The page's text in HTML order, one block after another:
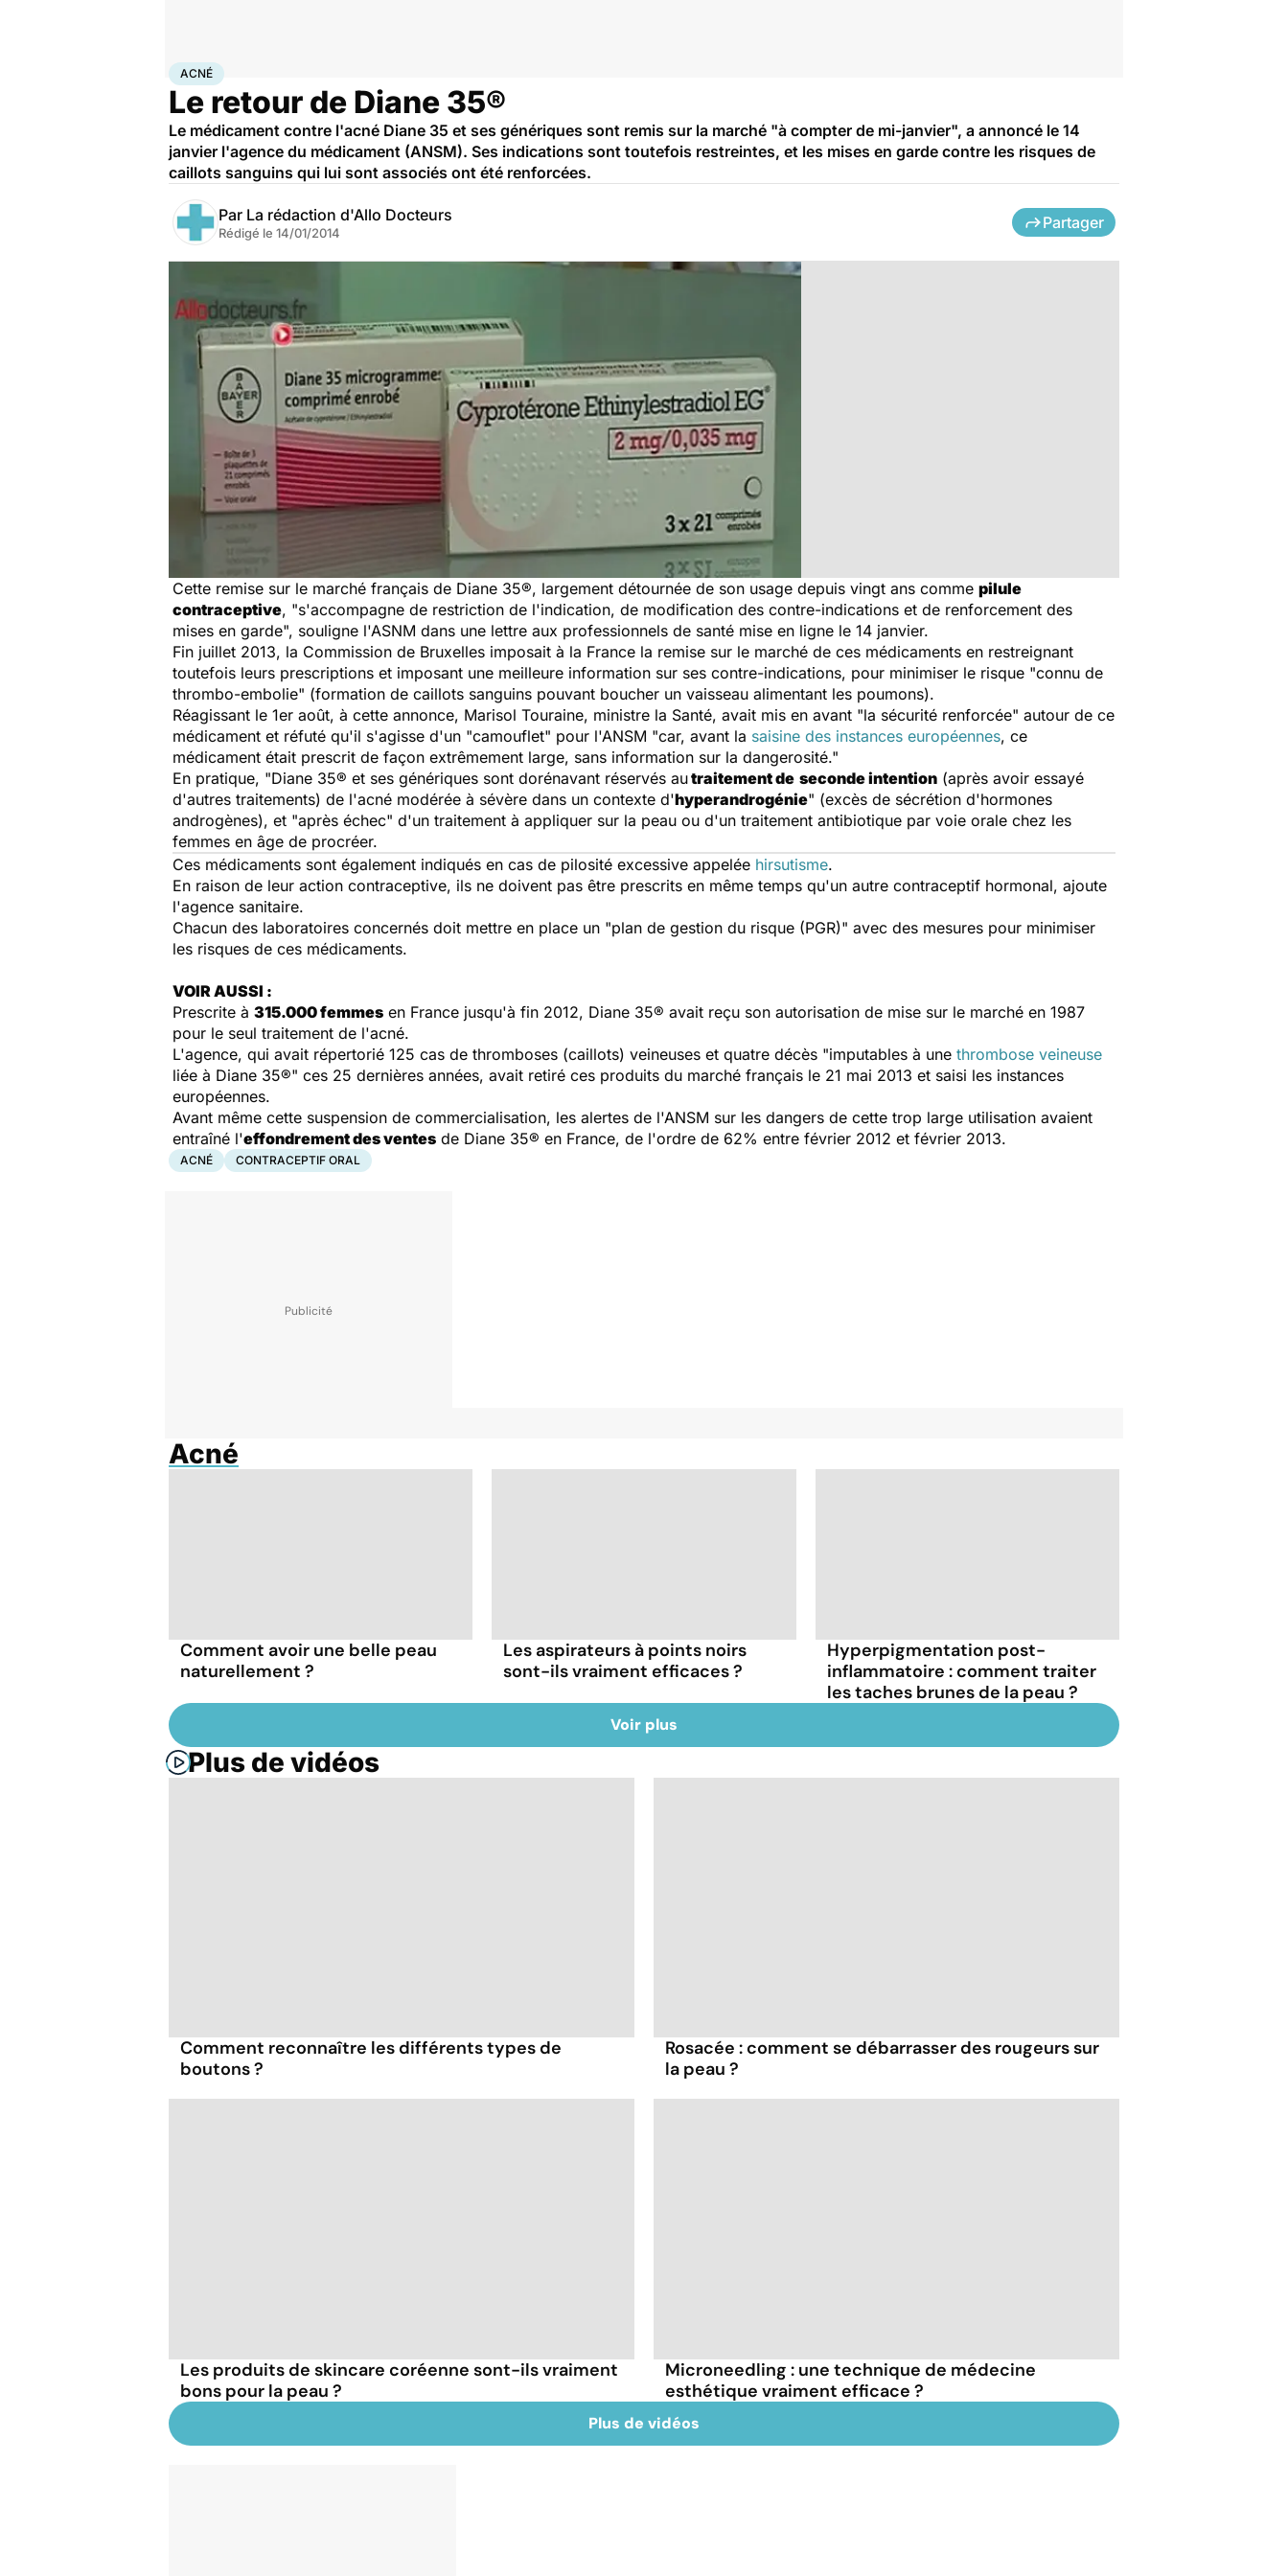
AccueilSanté
ACNÉ
Le retour de Diane 35®
Le médicament contre l'acné Diane 35 et ses génériques sont remis sur la marché "à compter de mi-janvier", a annoncé le 14
janvier l'agence du médicament (ANSM). Ses indications sont toutefois restreintes, et les mises en garde contre les risques de
caillots sanguins qui lui sont associés ont été renforcées.
Par La rédaction d'Allo Docteurs
Rédigé le 14/01/2014
Partager
Cette remise sur le marché français de Diane 35®, largement détournée de son usage depuis vingt ans comme pilule
contraceptive, "s'accompagne de restriction de l'indication, de modification des contre-indications et de renforcement des
mises en garde", souligne l'ASNM dans une lettre aux professionnels de santé mise en ligne le 14 janvier.
Fin juillet 2013, la Commission de Bruxelles imposait à la France la remise sur le marché de ces médicaments en restreignant
toutefois leurs prescriptions et imposant une meilleure information sur ses contre-indications, pour minimiser le risque "connu de
thrombo-embolie" (formation de caillots sanguins pouvant boucher un vaisseau alimentant les poumons).
Réagissant le 1er août, à cette annonce, Marisol Touraine, ministre la Santé, avait mis en avant "la sécurité renforcée" autour de ce
médicament et réfuté qu'il s'agisse d'un "camouflet" pour l'ANSM "car, avant la saisine des instances européennes, ce
médicament était prescrit de façon extrêmement large, sans information sur la dangerosité."
En pratique, "Diane 35® et ses génériques sont dorénavant réservés autraitement de seconde intention (après avoir essayé
d'autres traitements) de l'acné modérée à sévère dans un contexte d'hyperandrogénie" (excès de sécrétion d'hormones
androgènes), et "après échec" d'un traitement à appliquer sur la peau ou d'un traitement antibiotique par voie orale chez les
femmes en âge de procréer.
Ces médicaments sont également indiqués en cas de pilosité excessive appelée hirsutisme.
En raison de leur action contraceptive, ils ne doivent pas être prescrits en même temps qu'un autre contraceptif hormonal, ajoute
l'agence sanitaire.
Chacun des laboratoires concernés doit mettre en place un "plan de gestion du risque (PGR)" avec des mesures pour minimiser
les risques de ces médicaments.
VOIR AUSSI :
Prescrite à 315.000 femmes en France jusqu'à fin 2012, Diane 35® avait reçu son autorisation de mise sur le marché en 1987
pour le seul traitement de l'acné.
L'agence, qui avait répertorié 125 cas de thromboses (caillots) veineuses et quatre décès "imputables à une thrombose veineuse
liée à Diane 35®" ces 25 dernières années, avait retiré ces produits du marché français le 21 mai 2013 et saisi les instances
européennes.
Avant même cette suspension de commercialisation, les alertes de l'ANSM sur les dangers de cette trop large utilisation avaient
entraîné l'effondrement des ventes de Diane 35® en France, de l'ordre de 62% entre février 2012 et février 2013.
ACNÉ CONTRACEPTIF ORAL
Acné
Comment avoir une belle peau
naturellement ?
Les aspirateurs à points noirs
sont-ils vraiment efficaces ?
Hyperpigmentation post-
inflammatoire : comment traiter
les taches brunes de la peau ?
Voir plus
Plus de vidéos
Comment reconnaître les différents types de
boutons ?
Rosacée : comment se débarrasser des rougeurs sur
la peau ?
Les produits de skincare coréenne sont-ils vraiment
bons pour la peau ?
Microneedling : une technique de médecine
esthétique vraiment efficace ?
Plus de vidéos